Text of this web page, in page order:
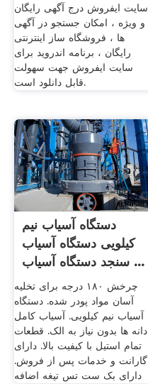
سایت ایفروش درج آگهی رایگان
و ویژه ، امکان جستجو در آگهی
ها ، فروشگاه ساز اینترنتی
رایگان ، برنامه اندروید برای
سایت ایفروش جهت سهولت
قابل دانلود است.
دستگاه آسیاب نیم
کیلویی دستگاه آسیاب
سنجد دستگاه آسیاب ...
چرخش ۱۸۰ درجه برای تخلیه
آسان مواد پودر شده. دستگاه
آسیاب نیم کیلویی. آسیاب کامل
دانه ها بدون نیاز به الک. قطعات
تمام استیل با کیفیت بالا. دارای
گارانت و خدمات پس از فروش.
دارای بک ست تس تیغه اضافه